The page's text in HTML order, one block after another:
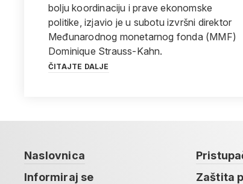
bolju koordinaciju i prave ekonomske
politike, izjavio je u subotu izvršni direktor
Međunarodnog monetarnog fonda (MMF)
Dominique Strauss-Kahn.
ČITAJTE DALJE
Naslovnica
Informiraj se
Zaštita